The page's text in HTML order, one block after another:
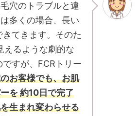
穴のトラブルと違
多くの場合、長い
てきます。そのた
えるような劇的な
すが、FCRトリー
お客様でも、お肌
を 約10日で完了
生まれ変わらせる